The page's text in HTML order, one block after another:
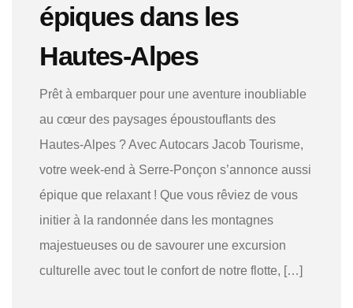
épiques dans les
Hautes-Alpes
Prêt à embarquer pour une aventure inoubliable
au cœur des paysages époustouflants des
Hautes-Alpes ? Avec Autocars Jacob Tourisme,
votre week-end à Serre-Ponçon s’annonce aussi
épique que relaxant ! Que vous rêviez de vous
initier à la randonnée dans les montagnes
majestueuses ou de savourer une excursion
culturelle avec tout le confort de notre flotte, […]